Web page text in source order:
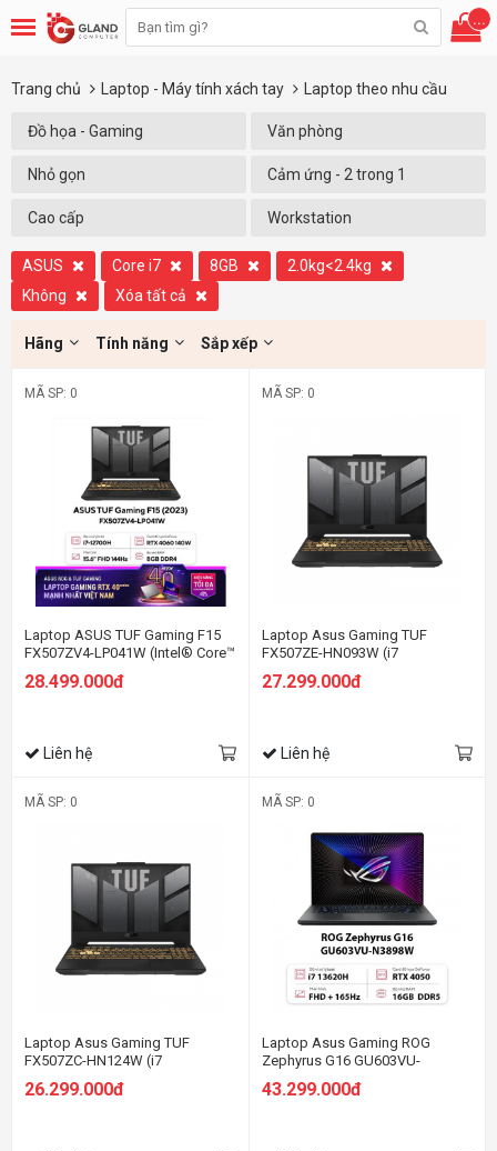
...
Trang chủ Laptop - Máy tính xách tay Laptop theo nhu cầu
Đồ họa - Gaming Văn phòng
Nhỏ gọn Cảm ứng - 2 trong 1
Cao cấp Workstation
ASUS Core i7 8GB
2.0kg<2.4kg
Không
Xóa tất cả
Hãng Tính năng Sắp xếp
MÃ SP: 0
Laptop ASUS TUF Gaming F15
FX507ZV4-LP041W (Intel® Core™
4060 8GB | 15.6-inch FHD 144Hz |
28.499.000đ
Liên hệ
MÃ SP: 0
Laptop Asus Gaming TUF
FX507ZE-HN093W (i7
SSD/15.6 FHD 144hz/RTX 3050Ti
27.299.000đ
Liên hệ
MÃ SP: 0
Laptop Asus Gaming TUF
FX507ZC-HN124W (i7
12700H/8GB RAM/512GB
SSD/15.6 FHD 144hz/RTX 3050
26.299.000đ
MÃ SP: 0
Laptop Asus Gaming ROG
Zephyrus G16 GU603VU-
N3898W (i7 13620H/16GB
RAM/512GB SSD/16 WUXGA
43.299.000đ